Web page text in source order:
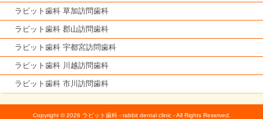
ラビット歯科 草加訪問歯科
ラビット歯科 郡山訪問歯科
ラビット歯科 宇都宮訪問歯科
ラビット歯科 川越訪問歯科
ラビット歯科 市川訪問歯科
Copyright © 2026 ラビット歯科 - rabbit dental clinic - All Rights Reserved.